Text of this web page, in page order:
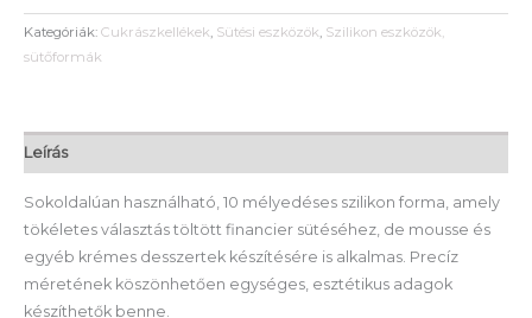
Kategóriák: Cukrászkellékek, Sütési eszközök, Szilikon eszközök,
sütőformák
Leírás
Sokoldalúan használható, 10 mélyedéses szilikon forma, amely
tökéletes választás töltött financier sütéséhez, de mousse és
egyéb krémes desszertek készítésére is alkalmas. Precíz
méretének köszönhetően egységes, esztétikus adagok
készíthetők benne.